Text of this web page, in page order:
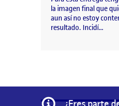
la imagen final que
aun así no estoy
resultado. Incidí…
Información